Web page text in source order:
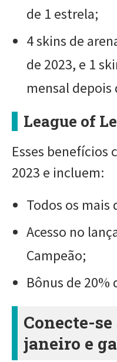
de 1 estrela;
4 skins de
de 2023, e 1
mensal depois
League of
Esses benefícios
2023 e incluem:
Todos os mais
Acesso no
Campeão;
Bônus de 20%
Conecte-se
janeiro e